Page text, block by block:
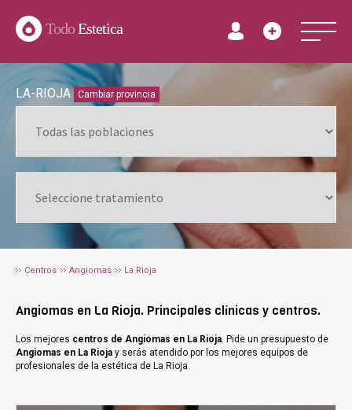
TodoEstetica
LA-RIOJA Cambiar provincia
Centros Angiomas La Rioja
Angiomas en La Rioja. Principales clínicas y centros.
Los mejores centros de Angiomas en La Rioja. Pide un presupuesto de
Angiomas en La Rioja y serás atendido por los mejores equipos de
profesionales de la estética de La Rioja.